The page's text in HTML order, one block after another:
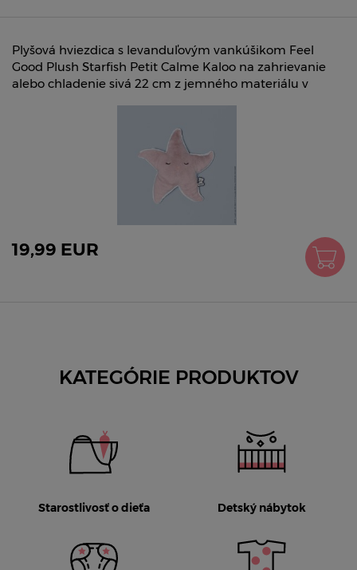
Plyšová hviezdica s levanduľovým vankúšikom Feel
Good Plush Starfish Petit Calme Kaloo na zahrievanie
alebo chladenie sivá 22 cm z jemného materiálu v
19,99 EUR
KATEGÓRIE PRODUKTOV
Starostlivosť o dieťa Detský nábytok